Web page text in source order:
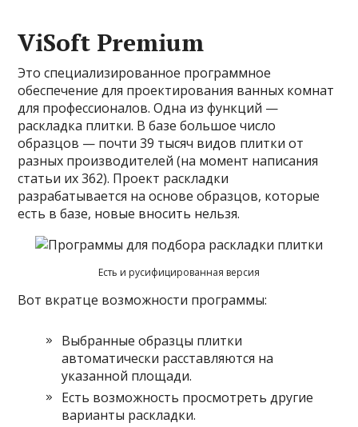
ViSoft Premium
Это специализированное программное
обеспечение для проектирования ванных комнат
для профессионалов. Одна из функций —
раскладка плитки. В базе большое число
образцов — почти 39 тысяч видов плитки от
разных производителей (на момент написания
статьи их 362). Проект раскладки
разрабатывается на основе образцов, которые
есть в базе, новые вносить нельзя.
Есть и русифицированная версия
Вот вкратце возможности программы:
Выбранные образцы плитки
автоматически расставляются на
указанной площади.
Есть возможность просмотреть другие
варианты раскладки.